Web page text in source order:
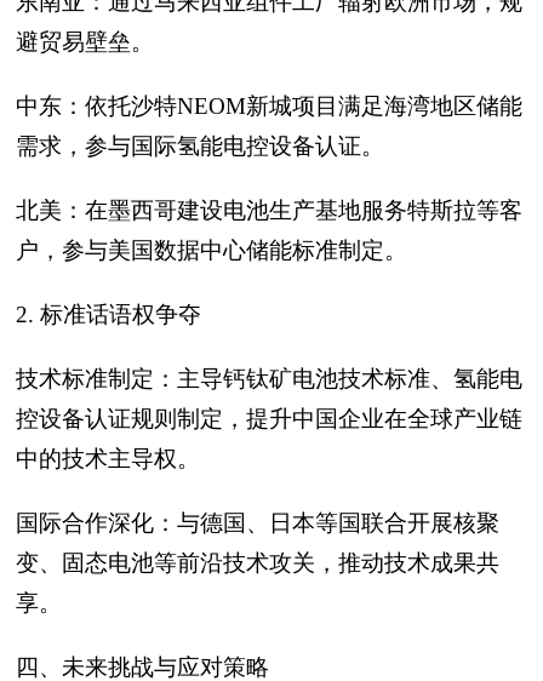
避贸易壁垒。
中东：依托沙特NEOM新城项目满足海湾地区储能
需求，参与国际氢能电控设备认证。
北美：在墨西哥建设电池生产基地服务特斯拉等客
户，参与美国数据中心储能标准制定。
2. 标准话语权争夺
技术标准制定：主导钙钛矿电池技术标准、氢能电
控设备认证规则制定，提升中国企业在全球产业链
中的技术主导权。
国际合作深化：与德国、日本等国联合开展核聚
变、固态电池等前沿技术攻关，推动技术成果共
享。
四、未来挑战与应对策略